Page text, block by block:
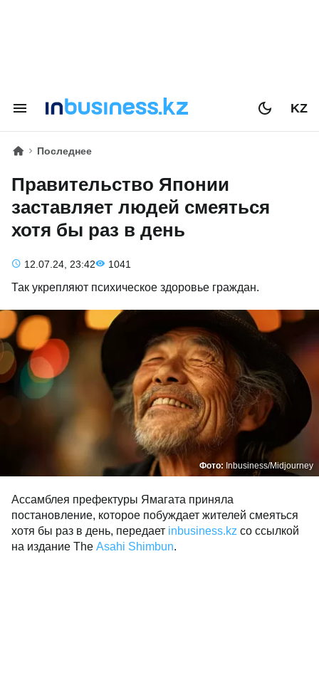
KZ
Последнее
Правительство Японии
заставляет людей смеяться
хотя бы раз в день
12.07.24, 23:42 1041
Так укрепляют психическое здоровье граждан.
Фото: Inbusiness/Midjourney
Ассамблея префектуры Ямагата приняла
постановление, которое побуждает жителей смеяться
хотя бы раз в день, передает inbusiness.kz со ссылкой
на издание The Asahi Shimbun.